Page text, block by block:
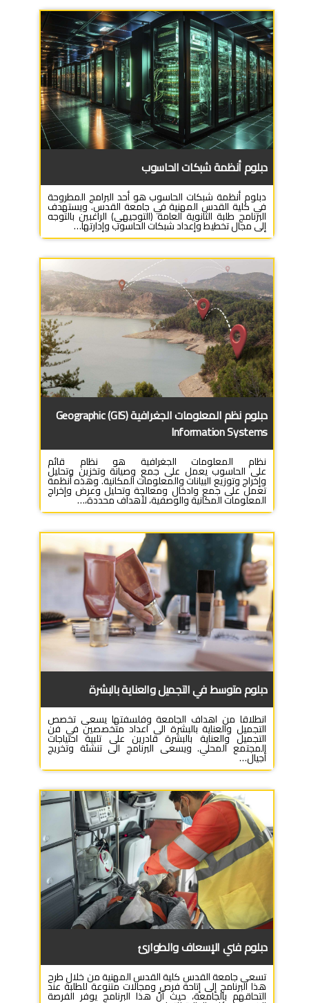
دبلوم أنظمة شبكات الحاسوب
دبلوم أنظمة شبكات الحاسوب هو أحد البرامج المطروحة
في كلية القدس المهنية في جامعة القدس. ويستهدف
البرنامج طلبة الثانوية العامة (التوجيهي) الراغبين بالتوجه
إلى مجال تخطيط وإعداد شبكات الحاسوب وإدارتها…
دبلوم نظم المعلومات الجغرافية (GIS) Geographic
Information Systems
نظام المعلومات الجغرافية هو نظام قائم
على الحاسوب يعمل على جمع وصيانة وتخزين وتحليل
وإخراج وتوزيع البيانات والمعلومات المكانية. وهذه أنظمة
تعمل على جمع وادخال ومعالجة وتحليل وعرض وإخراج
المعلومات المكانية والوصفية، لأهداف محددة،…
دبلوم متوسط في التجميل والعناية بالبشرة
انطلاقا من اهداف الجامعة وفلسفتها يسعى تخصص
التجميل والعناية بالبشرة الى اعداد متخصصين في فن
التجميل والعناية بالبشرة قادرين على تلبية احتياجات
المجتمع المحلي. ويسعى البرنامج الى تنشئة وتخريج
أجيال…
دبلوم فني الإسعاف والطوارئ
تسعى جامعة القدس كلية القدس المهنية من خلال طرح
هذا البرنامج إلى إتاحة فرص ومجالات متنوعة للطلبة عند
التحاقهم بالجامعة، حيث أنّ هذا البرنامج يوفر الفرصة